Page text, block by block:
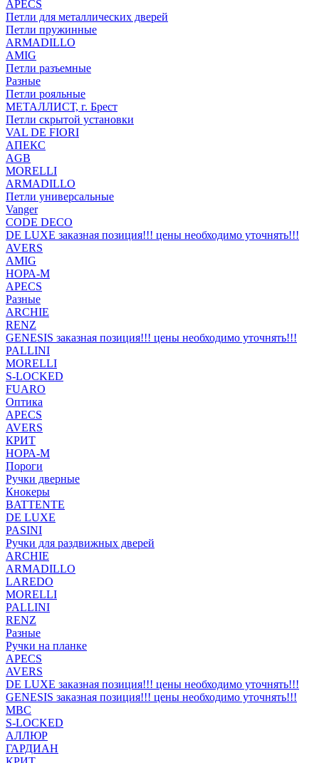
APECS
Петли для металлических дверей
Петли пружинные
ARMADILLO
AMIG
Петли разъемные
Разные
Петли рояльные
МЕТАЛЛИСТ, г. Брест
Петли скрытой установки
VAL DE FIORI
АПЕКС
AGB
MORELLI
ARMADILLO
Петли универсальные
Vanger
CODE DECO
DE LUXE заказная позиция!!! цены необходимо уточнять!!!
AVERS
AMIG
НОРА-М
APECS
Разные
ARCHIE
RENZ
GENESIS заказная позиция!!! цены необходимо уточнять!!!
PALLINI
MORELLI
S-LOCKED
FUARO
Оптика
APECS
AVERS
КРИТ
НОРА-М
Пороги
Ручки дверные
Кнокеры
BATTENTE
DE LUXE
PASINI
Ручки для раздвижных дверей
ARCHIE
ARMADILLO
LAREDO
MORELLI
PALLINI
RENZ
Разные
Ручки на планке
APECS
AVERS
DE LUXE заказная позиция!!! цены необходимо уточнять!!!
GENESIS заказная позиция!!! цены необходимо уточнять!!!
MBC
S-LOCKED
АЛЛЮР
ГАРДИАН